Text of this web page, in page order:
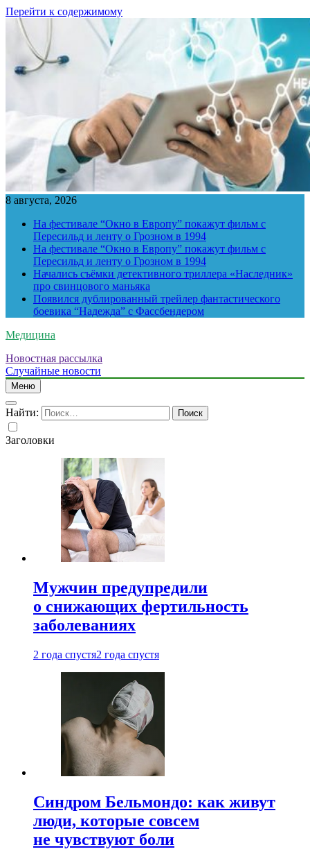
Перейти к содержимому
8 августа, 2026
На фестивале “Окно в Европу” покажут фильм с
Пересильд и ленту о Грозном в 1994
На фестивале “Окно в Европу” покажут фильм с
Пересильд и ленту о Грозном в 1994
Начались съёмки детективного триллера «Наследник»
про свинцового маньяка
Появился дублированный трейлер фантастического
боевика “Надежда” с Фассбендером
Медицина
Новостная рассылка
Случайные новости
Меню
Найти:
Заголовки
Мужчин предупредили
о снижающих фертильность
заболеваниях
2 года спустя2 года спустя
Синдром Бельмондо: как живут
люди, которые совсем
не чувствуют боли